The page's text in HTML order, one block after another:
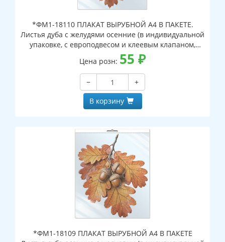
*ФМ1-18110 ПЛАКАТ ВЫРУБНОЙ А4 В ПАКЕТЕ.
Листья дуба с желудями осенние (в индивидуальной
упаковке, с европодвесом и клеевым клапаном,
двухсторонний, ВД-лак)
Цена розн: 55 ₽
−
+
В корзину
*ФМ1-18109 ПЛАКАТ ВЫРУБНОЙ А4 В ПАКЕТЕ